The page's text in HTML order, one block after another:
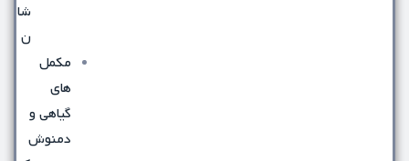
شا
ن
مکمل
های
گیاهی و
دمنوش